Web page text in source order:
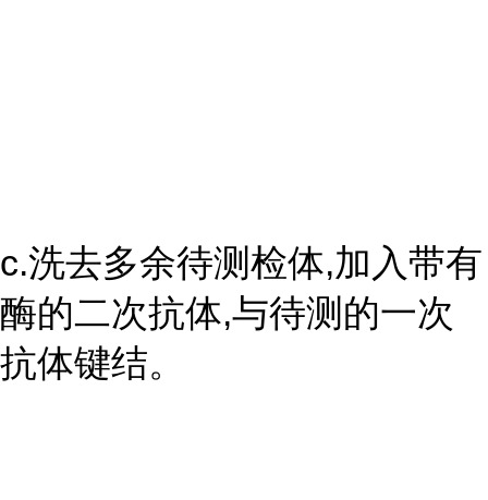
c.洗去多余待测检体,加入带有
酶的二次抗体,与待测的一次
抗体键结。